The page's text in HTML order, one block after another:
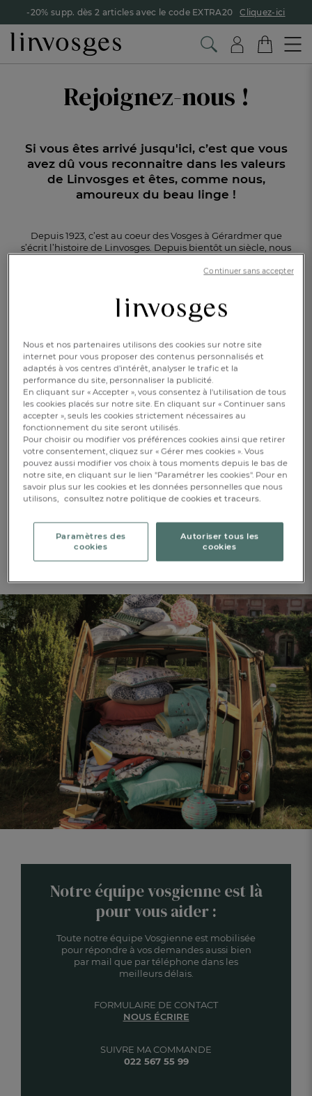
-20% supp. dès 2 articles avec le code EXTRA20 Cliquez-ici
Rejoignez-nous !
Si vous êtes arrivé jusqu'ici, c’est que vous
avez dû vous reconnaitre dans les valeurs
de Linvosges et êtes, comme nous,
amoureux du beau linge !
Depuis 1923, c’est au coeur des Vosges à Gérardmer que
s’écrit l’histoire de Linvosges. Depuis bientôt un siècle, nous
française en employant près de 200 personnes, à
Nous sommes convaincus que notre réussite dépend de
et expertises dans nos équipes, d’encourager la formation,
la transmission des savoir-faire et les évolutions de carrière.
Nous avons fini de vous convaincre de rejoindre les
équipes Linvosges ?
Envoyez-nous votre candidature spontanée (CV et lettre de
motivation) :
- Par email :recrutement@grouperosa.fr
- Par courrier :
LINVOSGES Service RH
BP 30 018
88401 GÉRARDMER Cedex
Notre équipe vosgienne est là
pour vous aider :
Toute notre équipe Vosgienne est mobilisée
pour répondre à vos demandes aussi bien
par mail que par téléphone dans les
meilleurs délais.
SUIVRE MA COMMANDE
022 567 55 99
FORMULAIRE DE CONTACT
NOUS ÉCRIRE
Nous et nos partenaires utilisons des cookies sur notre site
internet pour vous proposer des contenus personnalisés et
adaptés à vos centres d’intérêt, analyser le trafic et la
performance du site, personnaliser la publicité.
En cliquant sur « Accepter », vous consentez à l'utilisation de tous
les cookies placés sur notre site. En cliquant sur « Continuer sans
accepter », seuls les cookies strictement nécessaires au
fonctionnement du site seront utilisés.
Pour choisir ou modifier vos préférences cookies ainsi que retirer
votre consentement, cliquez sur « Gérer mes cookies ». Vous
pouvez aussi modifier vos choix à tous moments depuis le bas de
notre site, en cliquant sur le lien "Paramétrer les cookies". Pour en
savoir plus sur les cookies et les données personnelles que nous
utilisons, consultez notre politique de cookies et traceurs.
Paramètres des
cookies
Autoriser tous les
cookies
Continuer sans accepter